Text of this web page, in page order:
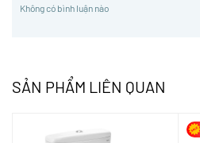
Không có bình luận nào
SẢN PHẨM LIÊN QUAN